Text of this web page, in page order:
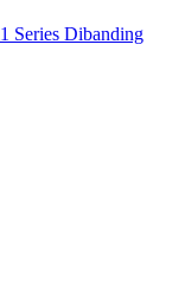
Series Dibanding